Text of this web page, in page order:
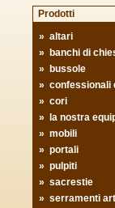
Prodotti
» altari
»
banchi di
»
bussole
» confessionali
» cori
»
la nostra
» mobili
» portali
» pulpiti
» sacrestie
» serramenti